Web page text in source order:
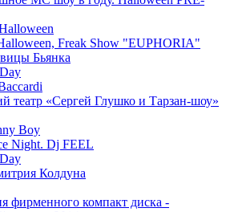
Freak Show "EUPHORIA"
Бьянка
театр «Сергей Глушко и Тарзан-шоу»
Boy
Night. Dj FEEL
Колдуна
фирменного компакт диска -